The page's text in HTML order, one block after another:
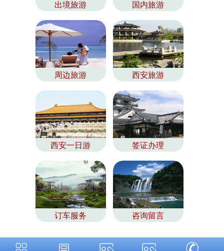
出境旅游 国内旅游
周边旅游 西安旅游
西安一日游 签证办理
订车服务 咨询留言